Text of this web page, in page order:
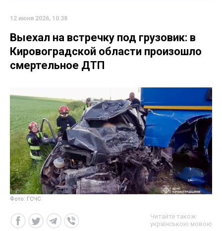
12 июня 2026, 10:38
Выехал на встречку под грузовик: в
Кировоградской области произошло
смертельное ДТП
Фото: ГСЧС
Читайте також
українською мовою